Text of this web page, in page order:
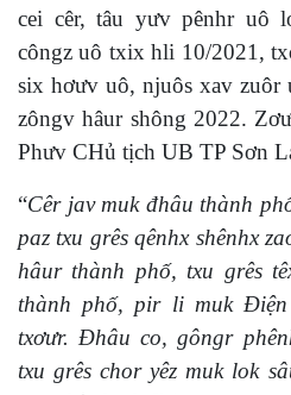
cei cêr, tâu yưv pênhr uô
côngz uô txix hli 10/2021,
six hơưv uô, njuôs xav zuôr
zôngv hâur shông 2022.
Phưv CHủ tịch UB TP Sơn
“Cêr jav muk đhâu thành
paz txu grês qênhx shênhx
hâur thành phố, txu grês
thành phố, pir li muk Điện
txơưr. Đhâu co, gôngr
txu grês chor yêz muk lok